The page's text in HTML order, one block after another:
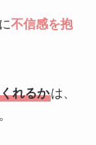
不信感を抱
れるかは、